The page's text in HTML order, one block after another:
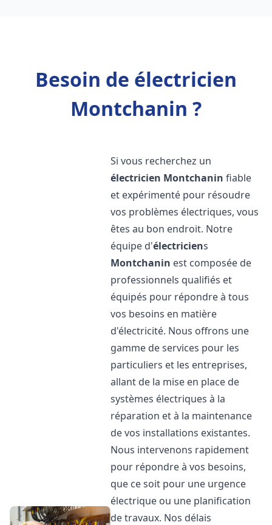
Besoin de électricien
Montchanin ?
Si vous recherchez un
électricien Montchanin fiable
et expérimenté pour résoudre
vos problèmes électriques, vous
êtes au bon endroit. Notre
équipe d'électriciens
Montchanin est composée de
professionnels qualifiés et
équipés pour répondre à tous
vos besoins en matière
d'électricité. Nous offrons une
gamme de services pour les
particuliers et les entreprises,
allant de la mise en place de
systèmes électriques à la
réparation et à la maintenance
de vos installations existantes.
Nous intervenons rapidement
pour répondre à vos besoins,
que ce soit pour une urgence
électrique ou une planification
de travaux. Nos délais